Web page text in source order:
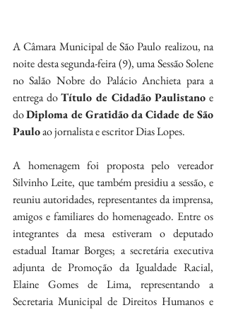
A Câmara Municipal de São Paulo realizou, na
noite desta segunda-feira (9), uma Sessão Solene
no Salão Nobre do Palácio Anchieta para a
entrega do Título de Cidadão Paulistano e
do Diploma de Gratidão da Cidade de São
Paulo ao jornalista e escritor Dias Lopes.
A homenagem foi proposta pelo vereador
Silvinho Leite, que também presidiu a sessão, e
reuniu autoridades, representantes da imprensa,
amigos e familiares do homenageado. Entre os
integrantes da mesa estiveram o deputado
estadual Itamar Borges; a secretária executiva
adjunta de Promoção da Igualdade Racial,
Elaine Gomes de Lima, representando a
Secretaria Municipal de Direitos Humanos e